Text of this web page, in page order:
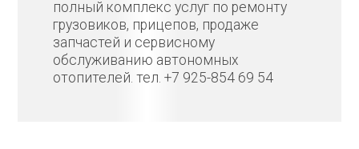
полный комплекс услуг по ремонту
грузовиков, прицепов, продаже
запчастей и сервисному
обслуживанию автономных
отопителей. тел. +7 925-854 69 54